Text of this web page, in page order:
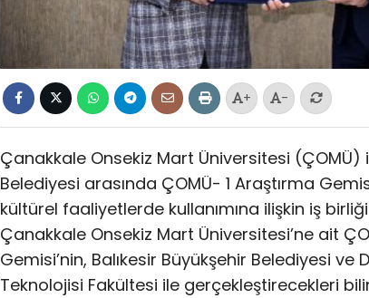
+ -
Çanakkale Onsekiz Mart Üniversitesi (ÇOMÜ)
Belediyesi arasında ÇOMÜ- 1 Araştırma
kültürel faaliyetlerde kullanımına ilişkin iş
Çanakkale Onsekiz Mart Üniversitesi’ne ait
Gemisi’nin, Balıkesir Büyükşehir Belediyesi ve
Teknolojisi Fakültesi ile gerçekleştirecekleri